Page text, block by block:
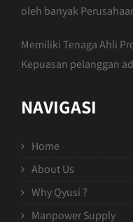
oleh banyak
Memiliki Tenaga Ahli
Kepuasan pelanggan
NAVIGASI
Home
About Us
Why Qyusi ?
Manpower Supply